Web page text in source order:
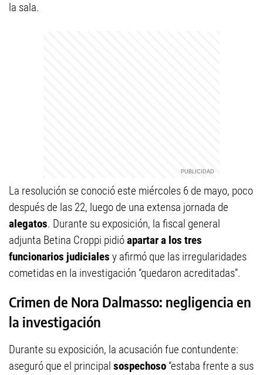
la sala.
La resolución se conoció este miércoles 6 de mayo, poco
después de las 22, luego de una extensa jornada de
alegatos. Durante su exposición, la fiscal general
adjunta Betina Croppi pidióapartar a los tres
funcionarios judiciales y afirmó que las irregularidades
cometidas en la investigación “quedaron acreditadas”.
Crimen de Nora Dalmasso: negligencia en
la investigación
Durante su exposición, la acusación fue contundente:
aseguró que el principal sospechoso “estaba frente a sus